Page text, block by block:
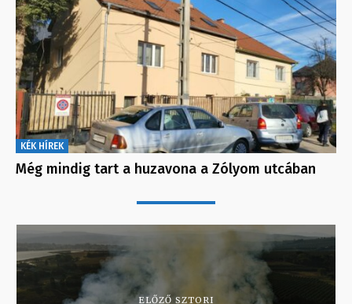
KÉK HÍREK
Még mindig tart a huzavona a Zólyom utcában
ELŐZŐ SZTORI